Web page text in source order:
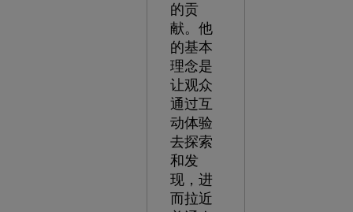
的贡
献。他
的基本
理念是
让观众
通过互
动体验
去探索
和发
现，进
而拉近